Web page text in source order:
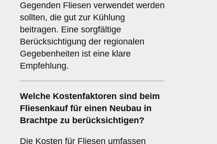
Gegenden Fliesen verwendet werden
sollten, die gut zur Kühlung
beitragen. Eine sorgfältige
Berücksichtigung der regionalen
Gegebenheiten ist eine klare
Empfehlung.
Welche Kostenfaktoren sind beim
Fliesenkauf für einen Neubau in
Brachtpe zu berücksichtigen?
Die Kosten für Fliesen umfassen